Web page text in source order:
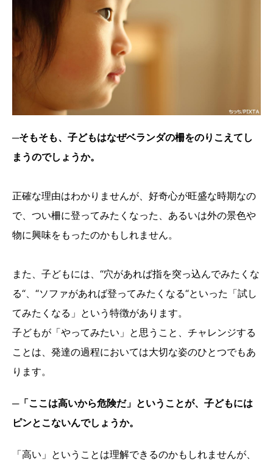
─そもそも、子どもはなぜベランダの柵をのりこえてし
まうのでしょうか。
正確な理由はわかりませんが、好奇心が旺盛な時期なの
で、つい柵に登ってみたくなった、あるいは外の景色や
物に興味をもったのかもしれません。
また、子どもには、“穴があれば指を突っ込んでみたくな
る“、“ソファがあれば登ってみたくなる“といった「試し
てみたくなる」という特徴があります。
子どもが「やってみたい」と思うこと、チャレンジする
ことは、発達の過程においては大切な姿のひとつでもあ
ります。
─「ここは高いから危険だ」ということが、子どもには
ピンとこないんでしょうか。
「高い」ということは理解できるのかもしれませんが、